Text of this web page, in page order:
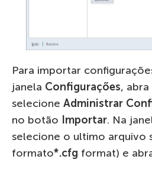
Para importar
janela Configurações, abra
selecione Administrar
no botão Importar. Na
selecione o ultimo arquivo
formato*.cfg format) e